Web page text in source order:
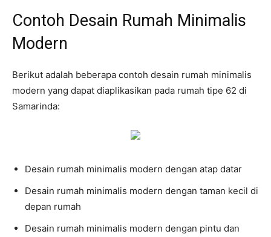
Contoh Desain Rumah Minimalis
Modern
Berikut adalah beberapa contoh desain rumah minimalis
modern yang dapat diaplikasikan pada rumah tipe 62 di
Samarinda:
Desain rumah minimalis modern dengan atap datar
Desain rumah minimalis modern dengan taman kecil di
depan rumah
Desain rumah minimalis modern dengan pintu dan